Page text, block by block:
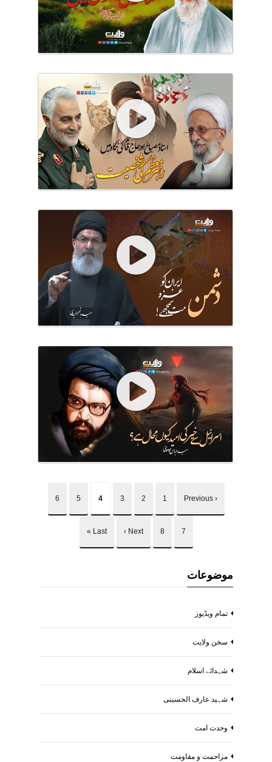
‹ Previous
1
2
3
4
5
6
7
8
Next ›
Last »
موضوعات
تمام ویڈیوز
سخن ولایت
شہدائے اسلام
شہید عارف الحسینی
وحدت امت
مزاحمت و مقاومت